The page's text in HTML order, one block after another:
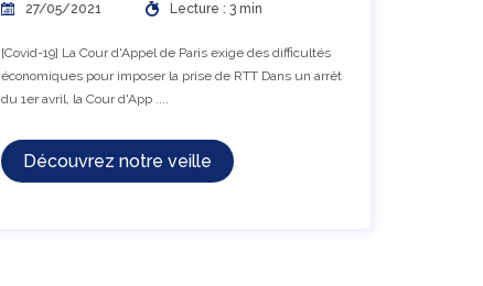
27/05/2021 Lecture : 3 min
[Covid-19] La Cour d'Appel de Paris exige des difficultés
économiques pour imposer la prise de RTT Dans un arrêt
du 1er avril, la Cour d'App ....
Découvrez notre veille